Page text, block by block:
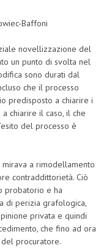
Baffoni
novellizzazione del
un punto di svolta nel
sono durati dal
che il processo
predisposto a chiarire i
chiarire il caso, il che
del processo è
a rimodellamento
contraddittorietà. Ciò
probatorio e ha
di perizia grafologica,
privata e quindi
che fino ad ora
procuratore.